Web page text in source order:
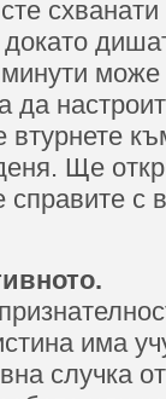
докато
минути
да
Ще
с
има
случка